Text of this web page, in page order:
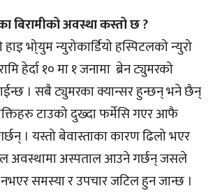
बिरामीको अवस्था कस्तो छ ?
भो्युम न्युरोकार्डियो हस्पिटलको न्युरो
हेर्दा १० मा १ जनामा ब्रेन ट्युमरको
। सबै ट्युमरका क्यान्सर हुन्छन् भने छैन्
टाउको दुख्दा फर्मेसि गएर आफै
। यस्तो बेवास्ताका कारण ढिलो भएर
अवस्थामा अस्पताल आउने गर्छन् जसले
समस्या र उपचार जटिल हुन जान्छ ।